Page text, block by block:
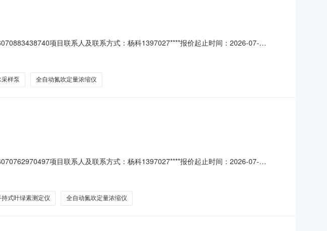
项目联系人及联系方式：杨科1397027****报价起止时间：2026-07-
200FT;参数:（一）仪器用途;参数:设备采用荧光法对水
样泵 全自动氮吹定量浓缩仪
项目联系人及联系方式：杨科1397027****报价起止时间：2026-07-
20层，每层间距大于或等于30mm;参数:（一）仪器用途;参
持式叶绿素测定仪 全自动氮吹定量浓缩仪